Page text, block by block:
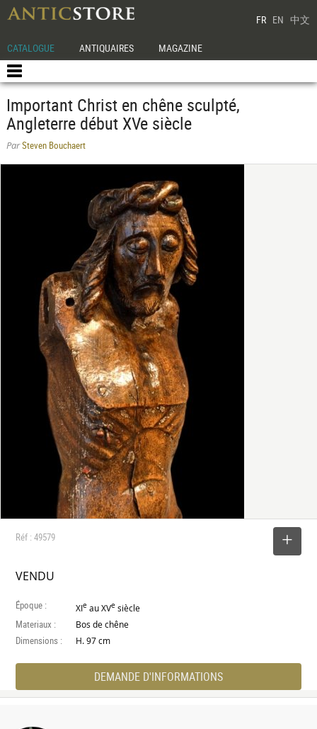
FR EN 中文
CATALOGUE ANTIQUAIRES MAGAZINE
Important Christ en chêne sculpté,
Angleterre début XVe siècle
ParSteven Bouchaert
Réf : 49579
VENDU
Époque : XIe au XVe siècle
Materiaux : Bos de chêne
Dimensions : H. 97 cm
DEMANDE D'INFORMATIONS